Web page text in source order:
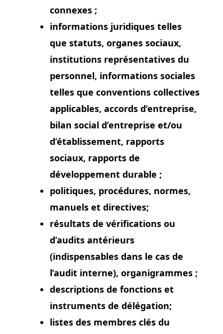
connexes ;
informations juridiques telles
que statuts, organes sociaux,
institutions représentatives du
personnel, informations sociales
telles que conventions collectives
applicables, accords d’entreprise,
bilan social d’entreprise et/ou
d’établissement, rapports
sociaux, rapports de
développement durable ;
politiques, procédures, normes,
manuels et directives;
résultats de vérifications ou
d’audits antérieurs
(indispensables dans le cas de
l’audit interne), organigrammes ;
descriptions de fonctions et
instruments de délégation;
listes des membres clés du